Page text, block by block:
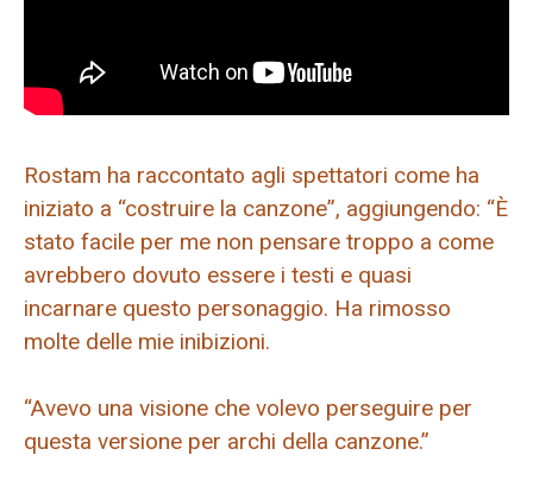
Rostam ha raccontato agli spettatori come ha
iniziato a “costruire la canzone”, aggiungendo: “È
stato facile per me non pensare troppo a come
avrebbero dovuto essere i testi e quasi
incarnare questo personaggio. Ha rimosso
molte delle mie inibizioni.
“Avevo una visione che volevo perseguire per
questa versione per archi della canzone.”